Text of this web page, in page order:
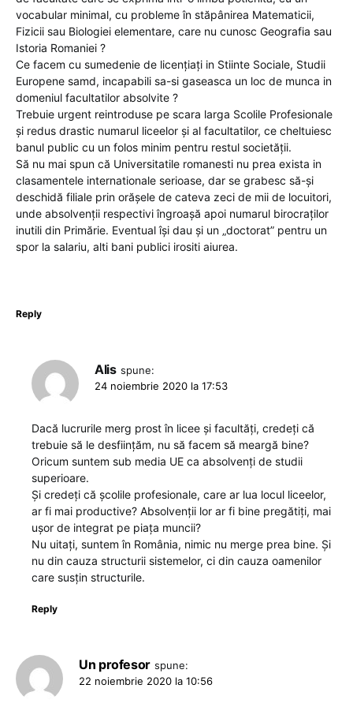
vocabular minimal, cu probleme în stăpânirea Matematicii,
Fizicii sau Biologiei elementare, care nu cunosc Geografia sau
Istoria Romaniei ?
Ce facem cu sumedenie de licențiați in Stiinte Sociale, Studii
Europene samd, incapabili sa-si gaseasca un loc de munca in
domeniul facultatilor absolvite ?
Trebuie urgent reintroduse pe scara larga Scolile Profesionale
și redus drastic numarul liceelor și al facultatilor, ce cheltuiesc
banul public cu un folos minim pentru restul societății.
Să nu mai spun că Universitatile romanesti nu prea exista in
clasamentele internationale serioase, dar se grabesc să-și
deschidă filiale prin orășele de cateva zeci de mii de locuitori,
unde absolvenții respectivi îngroașă apoi numarul birocraților
inutili din Primărie. Eventual își dau și un „doctorat” pentru un
spor la salariu, alti bani publici irositi aiurea.
Reply
Alis spune:
24 noiembrie 2020 la 17:53
Dacă lucrurile merg prost în licee și facultăți, credeți că
trebuie să le desființăm, nu să facem să meargă bine?
Oricum suntem sub media UE ca absolvenți de studii
superioare.
Și credeți că școlile profesionale, care ar lua locul liceelor,
ar fi mai productive? Absolvenții lor ar fi bine pregătiți, mai
ușor de integrat pe piața muncii?
Nu uitați, suntem în România, nimic nu merge prea bine. Și
nu din cauza structurii sistemelor, ci din cauza oamenilor
care susțin structurile.
Reply
Un profesor spune:
22 noiembrie 2020 la 10:56